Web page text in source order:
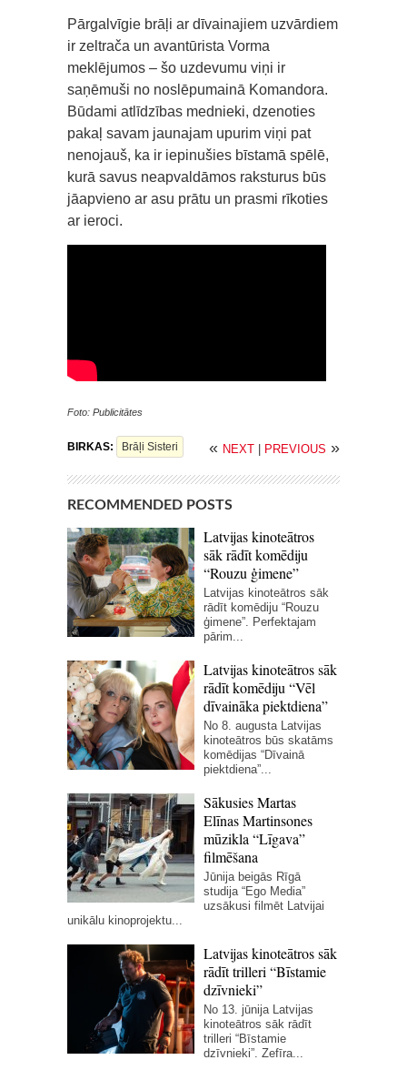
Pārgalvīgie brāļi ar dīvainajiem uzvārdiem
ir zeltrača un avantūrista Vorma
meklējumos – šo uzdevumu viņi ir
saņēmuši no noslēpumainā Komandora.
Būdami atlīdzības mednieki, dzenoties
pakaļ savam jaunajam upurim viņi pat
nenojauš, ka ir iepinušies bīstamā spēlē,
kurā savus neapvaldāmos raksturus būs
jāapvieno ar asu prātu un prasmi rīkoties
ar ieroci.
Foto: Publicitātes
BIRKAS: Brāļi Sisteri « NEXT PREVIOUS »
RECOMMENDED POSTS
Latvijas kinoteātros
sāk rādīt komēdiju
“Rouzu ģimene”
Latvijas kinoteātros sāk
rādīt komēdiju “Rouzu
ģimene”. Perfektajam
pārim...
Latvijas kinoteātros sāk
rādīt komēdiju “Vēl
dīvaināka piektdiena”
No 8. augusta Latvijas
kinoteātros būs skatāms
komēdijas “Dīvainā
piektdiena”...
Sākusies Martas
Elīnas Martinsones
mūzikla “Līgava”
filmēšana
Jūnija beigās Rīgā
studija “Ego Media”
uzsākusi filmēt Latvijai
unikālu kinoprojektu...
Latvijas kinoteātros sāk
rādīt trilleri “Bīstamie
dzīvnieki”
No 13. jūnija Latvijas
kinoteātros sāk rādīt
trilleri “Bīstamie
dzīvnieki”. Zefīra...